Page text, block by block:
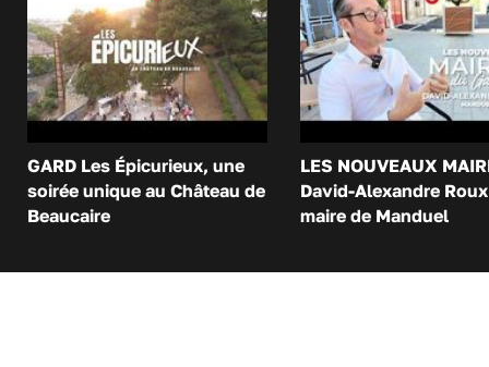
GARD Les Épicurieux, une
soirée unique au Château de
Beaucaire
LES NOUVEAUX
David-Alexandre
maire de Manduel